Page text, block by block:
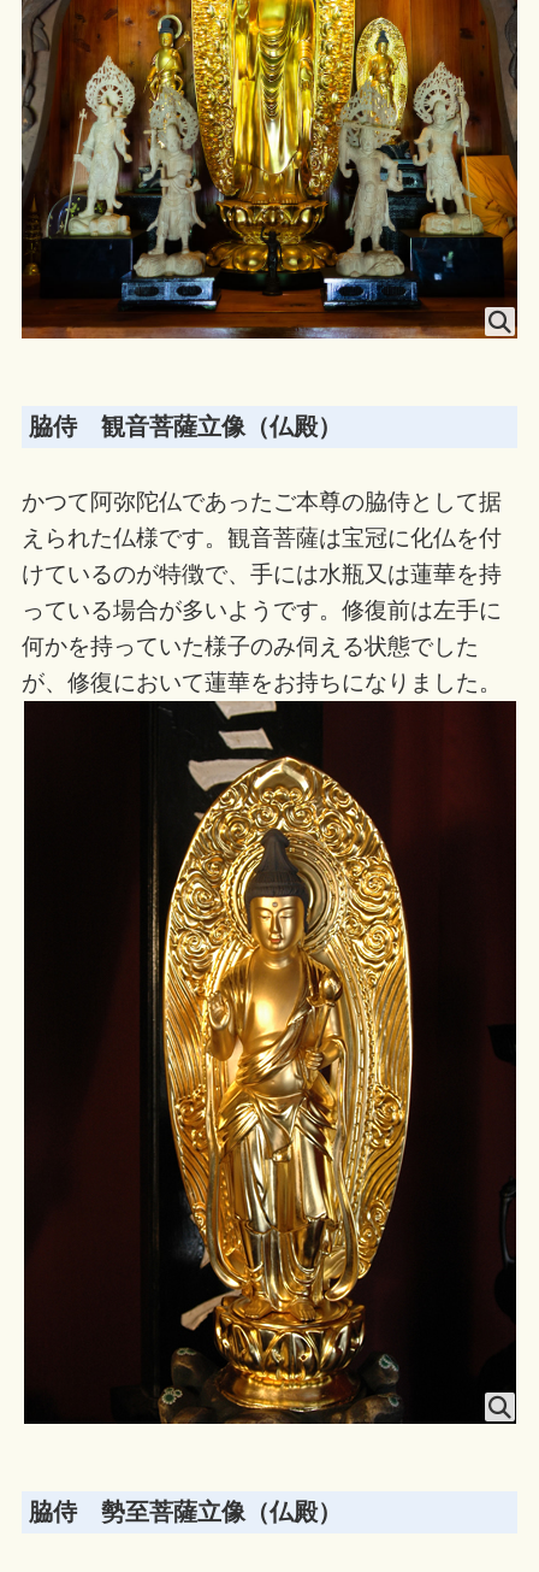
脇侍 観音菩薩立像（仏殿）
かつて阿弥陀仏であったご本尊の脇侍として据
えられた仏様です。観音菩薩は宝冠に化仏を付
けているのが特徴で、手には水瓶又は蓮華を持
っている場合が多いようです。修復前は左手に
何かを持っていた様子のみ伺える状態でした
が、修復において蓮華をお持ちになりました。
脇侍 勢至菩薩立像（仏殿）